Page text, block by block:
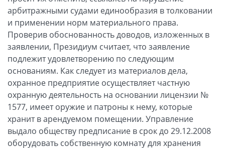
арбитражными судами единообразия в толковании
и применении норм материального права.
Проверив обоснованность доводов, изложенных в
заявлении, Президиум считает, что заявление
подлежит удовлетворению по следующим
основаниям. Как следует из материалов дела,
охранное предприятие осуществляет частную
охранную деятельность на основании лицензии №
1577, имеет оружие и патроны к нему, которые
хранит в арендуемом помещении. Управление
выдало обществу предписание в срок до 29.12.2008
оборудовать собственную комнату для хранения